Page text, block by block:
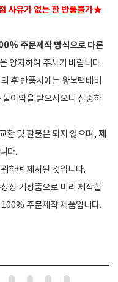
사유가 없는 한 반품불가★
주문제작 방식으로 다른
을 양지하여 주시기 바랍니다.
후 반품시에는 왕복택배비
이익을 받으시오니 신중하
환 및 환불은 되지 않으며, 제
다.
하여 제시된 것입니다.
상 기성품으로 미리 제작할
주문제작 제품입니다.